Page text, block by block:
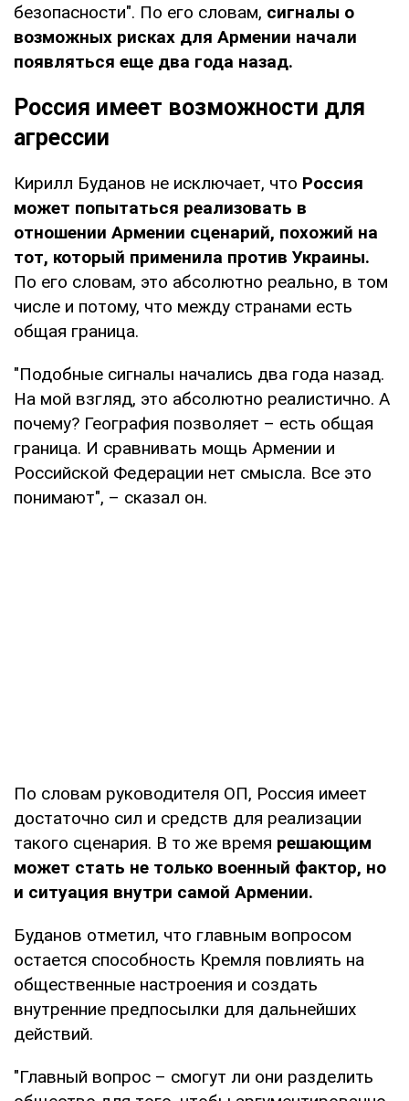
безопасности". По его словам, сигналы о
возможных рисках для Армении начали
появляться еще два года назад.
Россия имеет возможности для
агрессии
Кирилл Буданов не исключает, что Россия
может попытаться реализовать в
отношении Армении сценарий, похожий на
тот, который применила против Украины.
По его словам, это абсолютно реально, в том
числе и потому, что между странами есть
общая граница.
"Подобные сигналы начались два года назад.
На мой взгляд, это абсолютно реалистично. А
почему? География позволяет – есть общая
граница. И сравнивать мощь Армении и
Российской Федерации нет смысла. Все это
понимают", – сказал он.
По словам руководителя ОП, Россия имеет
достаточно сил и средств для реализации
такого сценария. В то же время решающим
может стать не только военный фактор, но
и ситуация внутри самой Армении.
Буданов отметил, что главным вопросом
остается способность Кремля повлиять на
общественные настроения и создать
внутренние предпосылки для дальнейших
действий.
"Главный вопрос – смогут ли они разделить